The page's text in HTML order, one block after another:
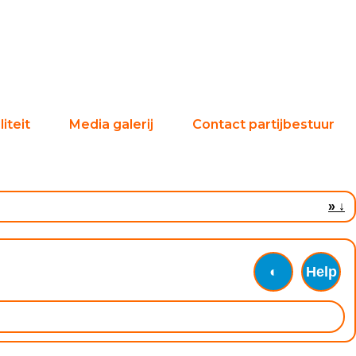
Media galerij Contact partijbestuur
» ↓
◐ Help